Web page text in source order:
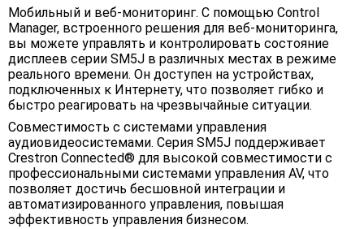
Мобильный и веб-мониторинг. С помощью Control
Manager, встроенного решения для веб-мониторинга,
вы можете управлять и контролировать состояние
дисплеев серии SM5J в различных местах в режиме
реального времени. Он доступен на устройствах,
подключенных к Интернету, что позволяет гибко и
быстро реагировать на чрезвычайные ситуации.
Совместимость с системами управления
аудиовидеосистемами. Серия SM5J поддерживает
Crestron Connected® для высокой совместимости с
профессиональными системами управления AV, что
позволяет достичь бесшовной интеграции и
автоматизированного управления, повышая
эффективность управления бизнесом.